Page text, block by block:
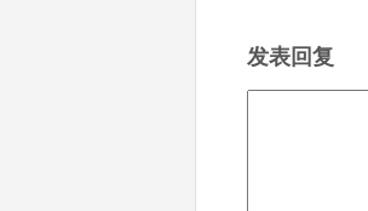
发表回复